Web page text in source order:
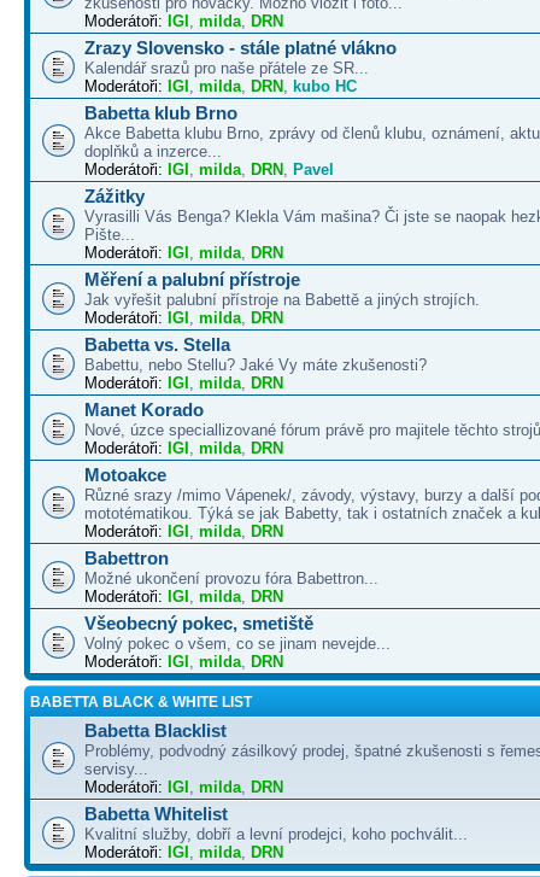
Moderátoři: IGI , milda, DRN
Zrazy Slovensko - stále platné vlákno
Kalendář srazů pro naše přátele ze SR...
Moderátoři: IGI , milda, DRN , kubo HC
Babetta klub Brno
Akce Babetta klubu Brno, zprávy od členů klubu, oznámení,
doplňků a inzerce...
Moderátoři: IGI , milda, DRN , Pavel
Zážitky
Vyrasilli Vás Benga? Klekla Vám mašina? Či jste se naopak
Pište...
Moderátoři: IGI , milda, DRN
Měření a palubní přístroje
Jak vyřešit palubní přístroje na Babettě a jiných strojích.
Moderátoři: IGI , milda, DRN
Babetta vs. Stella
Babettu, nebo Stellu? Jaké Vy máte zkušenosti?
Moderátoři: IGI , milda, DRN
Manet Korado
Nové, úzce speciallizované fórum právě pro majitele těchto
Moderátoři: IGI , milda, DRN
Motoakce
Různé srazy /mimo Vápenek/, závody, výstavy, burzy a další
mototématikou. Týká se jak Babetty, tak i ostatních značek a
Moderátoři: IGI , milda, DRN
Babettron
Možné ukončení provozu fóra Babettron...
Moderátoři: IGI , milda, DRN
Všeobecný pokec, smetiště
Volný pokec o všem, co se jinam nevejde...
Moderátoři: IGI , milda, DRN
BABETTA BLACK & WHITE LIST
Babetta Blacklist
Problémy, podvodný zásilkový prodej, špatné zkušenosti s
servisy...
Moderátoři: IGI , milda, DRN
Babetta Whitelist
Kvalitní služby, dobří a levní prodejci, koho pochválit...
Moderátoři: IGI , milda, DRN